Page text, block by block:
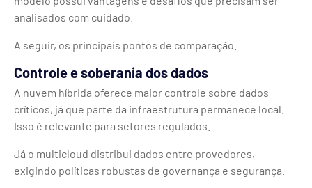
analisados com cuidado.
A seguir, os principais pontos de comparação.
Controle e soberania dos dados
A nuvem híbrida oferece maior controle sobre dados
críticos, já que parte da infraestrutura permanece local.
Isso é relevante para setores regulados.
Já o multicloud distribui dados entre provedores,
exigindo políticas robustas de governança e segurança.